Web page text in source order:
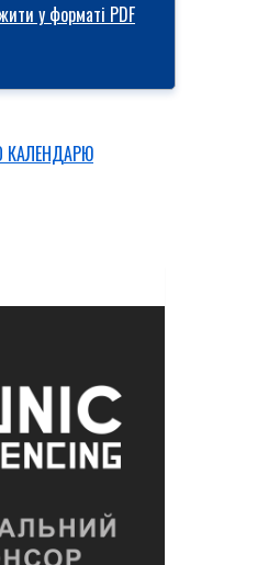
у форматі PDF
КАЛЕНДАРЮ